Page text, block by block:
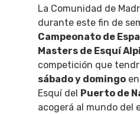
La Comunidad de
durante este fin de
Campeonato de
Masters de Esquí
competición que
sábado y domingo
Esquí del Puerto de
acogerá al mundo del